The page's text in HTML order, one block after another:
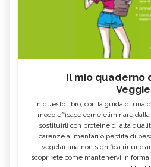
Il mio quaderno
Veggie
In questo libro, con la guida di una
modo efficace come eliminare
sostituirli con proteine di alta
carenze alimentari o perdita di
vegetariana non significa
scoprirete come mantenervi in